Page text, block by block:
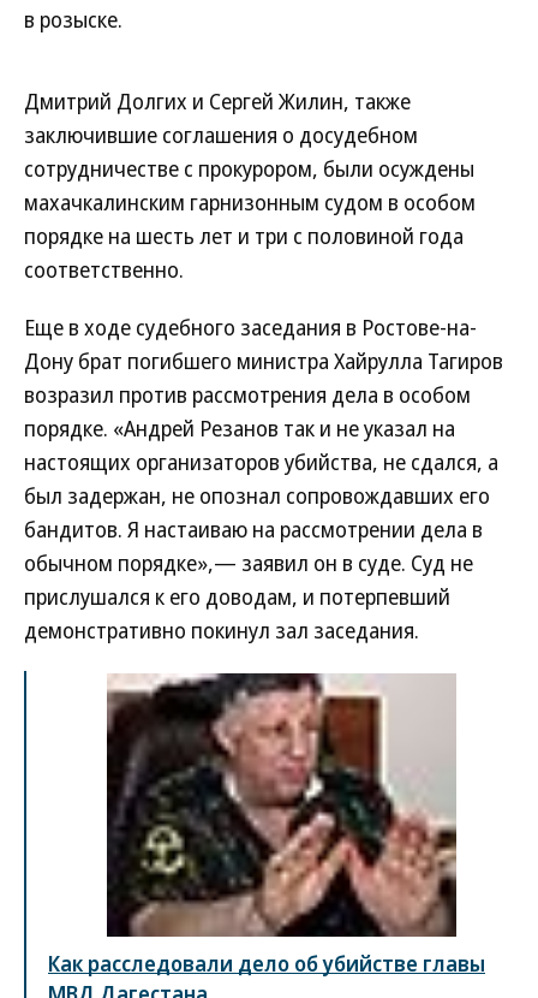
в розыске.
Дмитрий Долгих и Сергей Жилин, также
заключившие соглашения о досудебном
сотрудничестве с прокурором, были осуждены
махачкалинским гарнизонным судом в особом
порядке на шесть лет и три с половиной года
соответственно.
Еще в ходе судебного заседания в Ростове-на-
Дону брат погибшего министра Хайрулла Тагиров
возразил против рассмотрения дела в особом
порядке. «Андрей Резанов так и не указал на
настоящих организаторов убийства, не сдался, а
был задержан, не опознал сопровождавших его
бандитов. Я настаиваю на рассмотрении дела в
обычном порядке»,— заявил он в суде. Суд не
прислушался к его доводам, и потерпевший
демонстративно покинул зал заседания.
Как расследовали дело об убийстве главы